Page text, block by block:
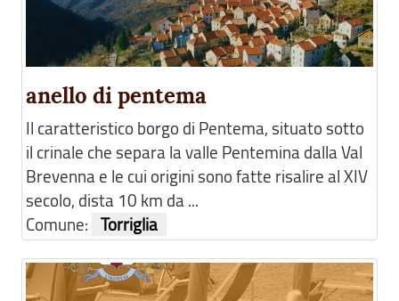
anello di pentema
Il caratteristico borgo di Pentema, situato sotto
il crinale che separa la valle Pentemina dalla Val
Brevenna e le cui origini sono fatte risalire al XIV
secolo, dista 10 km da ...
Comune: Torriglia